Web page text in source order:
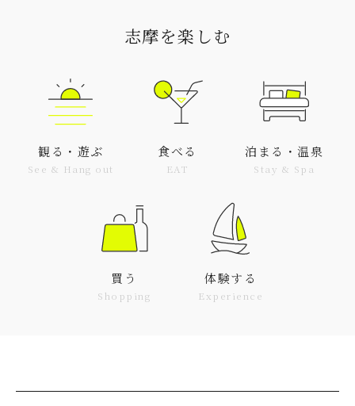
志摩を楽しむ
観る・遊ぶ
See & Hang out
食べる
EAT
泊まる・温泉
Stay & Spa
買う
Shopping
体験する
Experience